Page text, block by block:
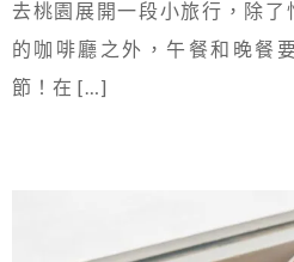
去桃園展開一段小旅行，除
的咖啡廳之外，午餐和晚餐
節！在 […]